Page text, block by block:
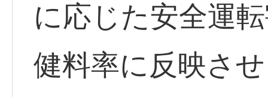
に応じた安全運
健料率に反映さ